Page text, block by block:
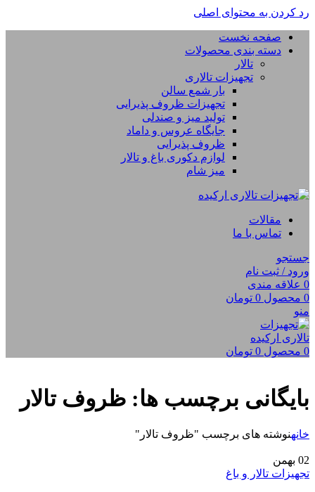
رد کردن به محتوای اصلی
صفحه نخست
دسته بندی محصولات
تالار
تجهیزات تالاری
بار شمع سالن
تجهیزات ظروف پذیرایی
تولید میز و صندلی
جایگاه عروس و داماد
ظروف پذیرایی
لوازم دکوری باغ و تالار
میز شام
مقالات
تماس با ما
جستجو
ورود / ثبت نام
0 علاقه مندی
0 محصول 0 تومان
منو
0 محصول 0 تومان
بایگانی برچسب ها: ظروف تالار
خانهنوشته های برچسب "ظروف تالار"
02 بهمن
تجهیزات تالار و باغ